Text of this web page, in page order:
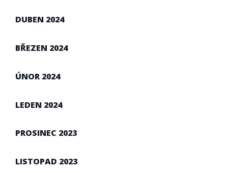
DUBEN 2024
BŘEZEN 2024
ÚNOR 2024
LEDEN 2024
PROSINEC 2023
LISTOPAD 2023